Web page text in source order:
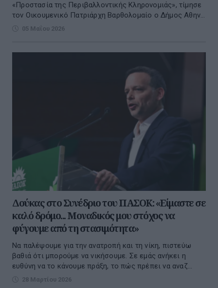
«Προστασία της Περιβαλλοντικής Κληρονομιάς», τίμησε
τον Οικουμενικό Πατριάρχη Βαρθολομαίο ο Δήμος Αθην...
05 Μαΐου 2026
Δούκας στο Συνέδριο του ΠΑΣΟΚ: «Είμαστε σε
καλό δρόμο... Μοναδικός μου στόχος να
φύγουμε από τη στασιμότητα»
Να παλέψουμε για την ανατροπή και τη νίκη, πιστεύω
βαθιά ότι μπορούμε να νικήσουμε. Σε εμάς ανήκει η
ευθύνη να το κάνουμε πράξη, το πώς πρέπει να αναζ...
28 Μαρτίου 2026